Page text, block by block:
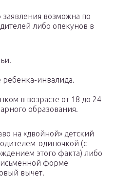
заявления возможна по
либо опекунов в
инвалида.
в возрасте от 18 до 24
образования.
на «двойной» детский
одиночкой (с
этого факта) либо
форме
вычет.